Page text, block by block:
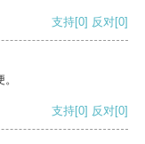
支持[0] 反对[0]
支持[0] 反对[0]